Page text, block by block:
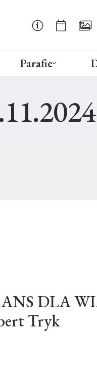
Parafie
DLA
Tryk